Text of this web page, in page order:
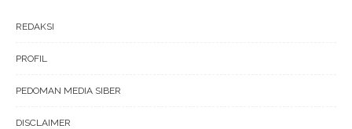
REDAKSI
PROFIL
PEDOMAN MEDIA SIBER
DISCLAIMER